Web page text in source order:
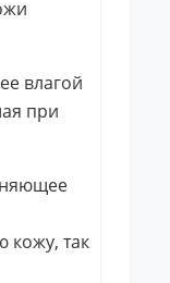
влагой
при
кожу, так